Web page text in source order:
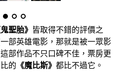
鬼聖胎》 皆取得不錯的評價之
部英雄電影，那就是被一眾影
這部作品不只口碑不佳，票房更
的 《魔比斯》 都比不過它。